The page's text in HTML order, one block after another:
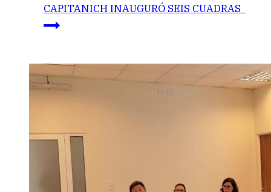
CAPITANICH INAUGURÓ SEIS CUADRAS